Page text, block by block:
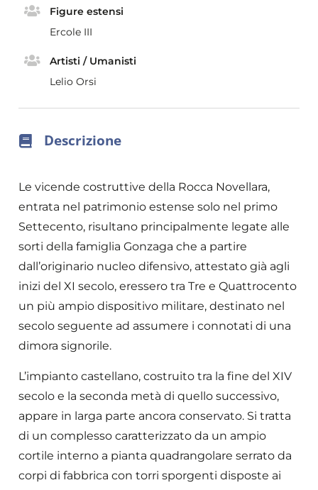
Figure estensi
Ercole III
Artisti / Umanisti
Lelio Orsi
Descrizione
Le vicende costruttive della Rocca Novellara,
entrata nel patrimonio estense solo nel primo
Settecento, risultano principalmente legate alle
sorti della famiglia Gonzaga che a partire
dall’originario nucleo difensivo, attestato già agli
inizi del XI secolo, eressero tra Tre e Quattrocento
un più ampio dispositivo militare, destinato nel
secolo seguente ad assumere i connotati di una
dimora signorile.
L’impianto castellano, costruito tra la fine del XIV
secolo e la seconda metà di quello successivo,
appare in larga parte ancora conservato. Si tratta
di un complesso caratterizzato da un ampio
cortile interno a pianta quadrangolare serrato da
corpi di fabbrica con torri sporgenti disposte ai